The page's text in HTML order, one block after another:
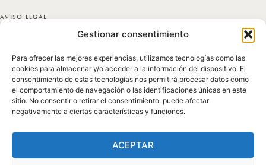
Gestionar consentimiento
Para ofrecer las mejores experiencias, utilizamos tecnologías como las
cookies para almacenar y/o acceder a la información del dispositivo. El
consentimiento de estas tecnologías nos permitirá procesar datos como
el comportamiento de navegación o las identificaciones únicas en este
sitio. No consentir o retirar el consentimiento, puede afectar
negativamente a ciertas características y funciones.
ACEPTAR
AVISO LEGAL
POLÍTICA DE COOKIES
DECLARACIÓN DE ACCESIBILIDAD
MAPA DEL SITIO
© 2025 GICONDA DEL POZO